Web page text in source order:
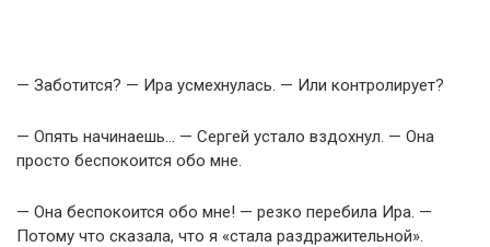
— Заботится? — Ира усмехнулась. — Или контролирует?
— Опять начинаешь… — Сергей устало вздохнул. — Она
просто беспокоится обо мне.
— Она беспокоится обо мне! — резко перебила Ира. —
Потому что сказала, что я «стала раздражительной».